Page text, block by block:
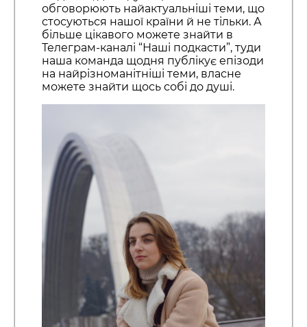
обговорюють найактуальніші теми, що
стосуються нашої країни й не тільки. А
більше цікавого можете знайти в
Телеграм-каналі “Наші подкасти”, туди
наша команда щодня публікує епізоди
на найрізноманітніші теми, власне
можете знайти щось собі до душі.